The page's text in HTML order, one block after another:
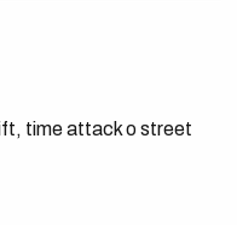
time attack o street